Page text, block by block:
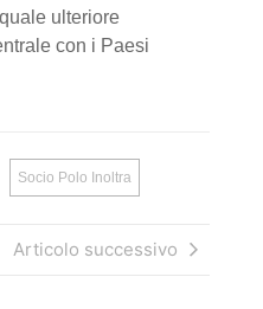
ulteriore
con i Paesi
Socio Polo Inoltra
Articolo successivo